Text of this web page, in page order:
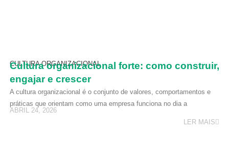
CULTURA ORGANIZACIONAL
Cultura organizacional forte: como construir,
engajar e crescer
A cultura organizacional é o conjunto de valores, comportamentos e
práticas que orientam como uma empresa funciona no dia a
ABRIL 24, 2026
LER MAIS